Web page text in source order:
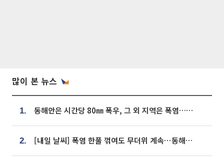
많이 본 뉴스
1. 동해안은 시간당 80㎜ 폭우, 그 외 지역은 폭염…‘극과 극 날씨’
2. [내일 날씨] 폭염 한풀 꺾여도 무더위 계속⋯동해안 이틀 연속 비